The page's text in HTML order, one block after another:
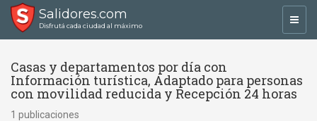
Salidores.com
Disfrutá cada ciudad al máximo
Casas y departamentos por día con
Información turística, Adaptado para personas
con movilidad reducida y Recepción 24 horas
1 publicaciones